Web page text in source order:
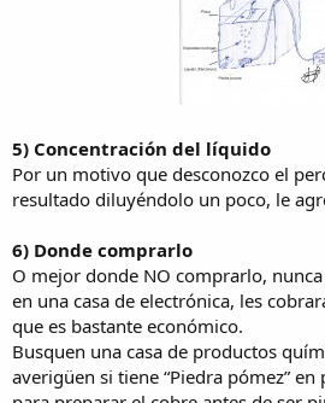
5) Concentración del líquido
Por un motivo que desconozco el
resultado diluyéndolo un poco, le
6) Donde comprarlo
O mejor donde NO comprarlo,
en una casa de electrónica, les
que es bastante económico.
Busquen una casa de productos
averigüen si tiene “Piedra pómez”